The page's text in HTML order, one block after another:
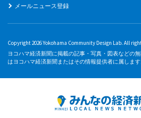
メールニュース登録
Copyright 2026 Yokohama Community Design Lab. All
ヨコハマ経済新聞に掲載の記事・写真・図表などの
はヨコハマ経済新聞またはその情報提供者に属します